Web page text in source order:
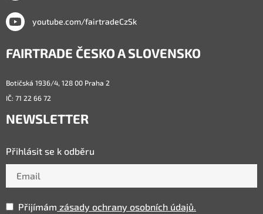
youtube.com/fairtradeCzSk
FAIRTRADE ČESKO A SLOVENSKO
Botičská 1936/4, 128 00 Praha 2
IČ: 71 22 66 72
NEWSLETTER
Přihlásit se k odběru
Přijímám zásady ochrany osobních údajů.